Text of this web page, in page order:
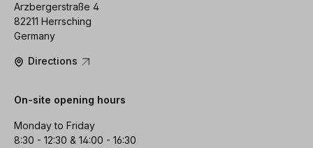
Arzbergerstraße 4
82211 Herrsching
Germany
Directions
On-site opening hours
Monday to Friday
8:30 - 12:30 & 14:00 - 16:30